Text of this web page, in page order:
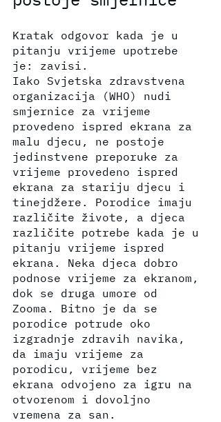
Kratak odgovor kada je u
pitanju vrijeme upotrebe
je: zavisi.
Iako Svjetska zdravstvena
organizacija (WHO) nudi
smjernice za vrijeme
provedeno ispred ekrana za
malu djecu, ne postoje
jedinstvene preporuke za
vrijeme provedeno ispred
ekrana za stariju djecu i
tinejdžere. Porodice imaju
različite živote, a djeca
različite potrebe kada je u
pitanju vrijeme ispred
ekrana. Neka djeca dobro
podnose vrijeme za ekranom,
dok se druga umore od
Zooma. Bitno je da se
porodice potrude oko
izgradnje zdravih navika,
da imaju vrijeme za
porodicu, vrijeme bez
ekrana odvojeno za igru na
otvorenom i dovoljno
vremena za san.